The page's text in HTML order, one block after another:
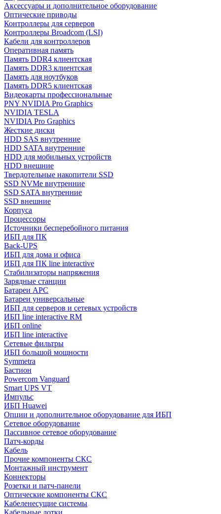
Аксессуары и дополнительное оборудование
Оптические приводы
Контроллеры для серверов
Контроллеры Broadcom (LSI)
Кабели для контроллеров
Оперативная память
Память DDR4 клиентская
Память DDR3 клиентская
Память для ноутбуков
Память DDR5 клиентская
Видеокарты профессиональные
PNY NVIDIA Pro Graphics
NVIDIA TESLA
NVIDIA Pro Graphics
Жесткие диски
HDD SAS внутренние
HDD SATA внутренние
HDD для мобильных устройств
HDD внешние
Твердотельные накопители SSD
SSD NVMe внутренние
SSD SATA внутренние
SSD внешние
Корпуса
Процессоры
Источники бесперебойного питания
ИБП для ПК
Back-UPS
ИБП для дома и офиса
ИБП для ПК linе interactive
Стабилизаторы напряжения
Зарядные станции
Батареи APC
Батареи универсальные
ИБП для серверов и сетевых устройств
ИБП line interactive RM
ИБП online
ИБП linе interactive
Сетевые фильтры
ИБП большой мощности
Symmetra
Бастион
Powercom Vanguard
Smart UPS VT
Импульс
ИБП Huawei
Опции и дополнительное оборудование для ИБП
Сетевое оборудование
Пассивное сетевое оборудование
Патч-корды
Кабель
Прочие компоненты СКС
Монтажный инструмент
Коннекторы
Розетки и патч-панели
Оптические компоненты СКС
Кабеленесущие системы
Кабельные лотки